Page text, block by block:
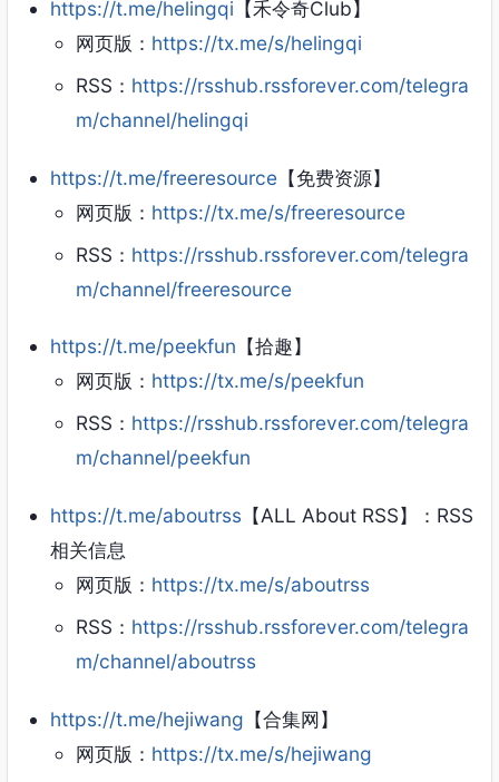
https://t.me/helingqi 【禾令奇Club】
网页版： https://tx.me/s/helingqi
RSS： https://rsshub.rssforever.com/telegra
m/channel/helingqi
https://t.me/freeresource 【免费资源】
网页版： https://tx.me/s/freeresource
RSS： https://rsshub.rssforever.com/telegra
m/channel/freeresource
https://t.me/peekfun 【拾趣】
网页版： https://tx.me/s/peekfun
RSS： https://rsshub.rssforever.com/telegra
m/channel/peekfun
https://t.me/aboutrss 【ALL About RSS】：RSS
相关信息
网页版： https://tx.me/s/aboutrss
RSS： https://rsshub.rssforever.com/telegra
m/channel/aboutrss
https://t.me/hejiwang 【合集网】
网页版： https://tx.me/s/hejiwang